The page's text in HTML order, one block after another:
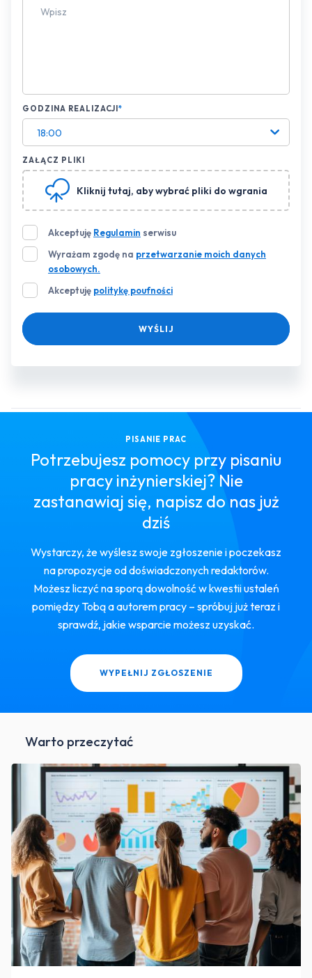
GODZINA REALIZACJI *
18:00
ZAŁĄCZ PLIKI
Kliknij tutaj, aby wybrać pliki do wgrania
Akceptuję Regulamin serwisu
Wyrażam zgodę na przetwarzanie moich danych
osobowych.
Akceptuję politykę poufności
WYŚLIJ
PISANIE PRAC
Potrzebujesz pomocy przy pisaniu
pracy inżynierskiej? Nie
zastanawiaj się, napisz do nas już
dziś
Wystarczy, że wyślesz swoje zgłoszenie i poczekasz
na propozycje od doświadczonych redaktorów.
Możesz liczyć na sporą dowolność w kwestii ustaleń
pomiędzy Tobą a autorem pracy – spróbuj już teraz i
sprawdź, jakie wsparcie możesz uzyskać.
WYPEŁNIJ ZGŁOSZENIE
Warto przeczytać